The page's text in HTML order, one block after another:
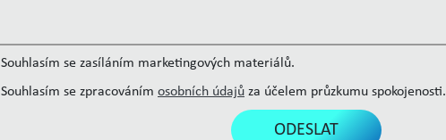
Souhlasím se zasíláním marketingových materiálů.
Souhlasím se zpracováním osobních údajů za účelem průzkumu spokojenosti.
ODESLAT